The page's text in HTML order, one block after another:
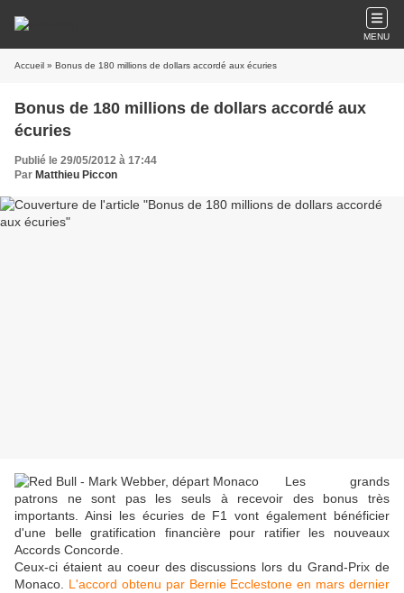
MENU
Accueil » Bonus de 180 millions de dollars accordé aux écuries
Bonus de 180 millions de dollars accordé aux
écuries
Publié le 29/05/2012 à 17:44
Par Matthieu Piccon
Les grands
patrons ne sont pas les seuls à recevoir des bonus très
importants. Ainsi les écuries de F1 vont également bénéficier
d'une belle gratification financière pour ratifier les nouveaux
Accords Concorde.
Ceux-ci étaient au coeur des discussions lors du Grand-Prix de
Monaco. L'accord obtenu par Bernie Ecclestone en mars dernier